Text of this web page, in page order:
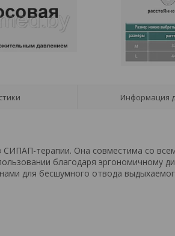
Информация
СИПАП-терапии. Она совместима со
благодаря эргономичному
для бесшумного отвода